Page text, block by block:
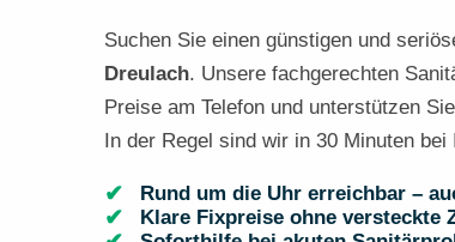
Suchen Sie einen günstigen und
Dreulach. Unsere fachgerechten
Preise am Telefon und unterstützen
In der Regel sind wir in 30 Minuten
Rund um die Uhr erreichbar –
Klare Fixpreise ohne versteckte